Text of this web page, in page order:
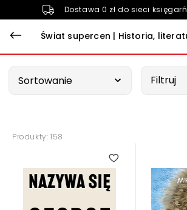
Dostawa 0 zł do sieci księgarń
Sortowanie Filtruj
Produkty: 158